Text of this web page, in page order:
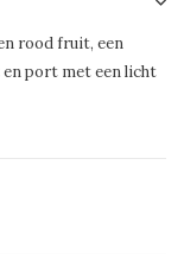
rood fruit, een
port met een licht